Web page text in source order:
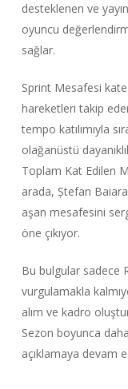
desteklenen ve
oyuncu
sağlar.
Sprint Mesafesi
hareketleri takip
tempo katılımıyla
olağanüstü
Toplam Kat Edilen
arada, Ștefan
aşan mesafesini
öne çıkıyor.
Bu bulgular sadece
vurgulamakla
alım ve kadro
Sezon boyunca
açıklamaya devam